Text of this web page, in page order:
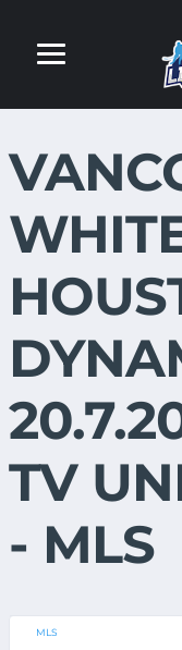
TV
- MLS
MLS